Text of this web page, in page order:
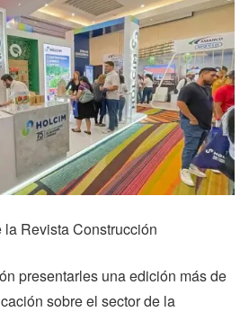
Revista Construcción
presentarles una edición más de
sobre el sector de la